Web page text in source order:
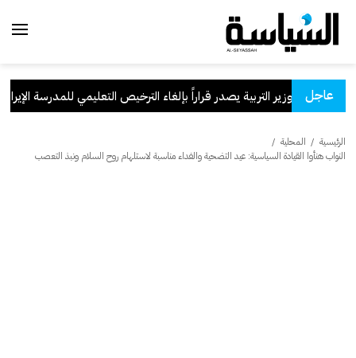
عاجلوزير التربية يصدر قراراً بإلغاء الترخيص التعليمي للمدرسة الإيرانية
الرئيسية / المحلية /
النواب هنأوا القيادة السياسية: عيد التضحية والفداء مناسبة لاستلهام روح السلام ونبذ التعصب